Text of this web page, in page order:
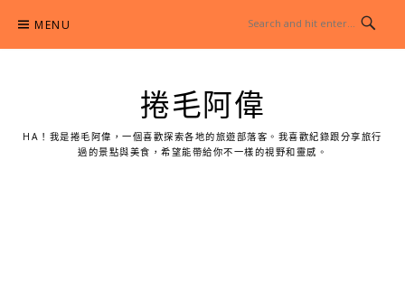
content
MENU
捲毛阿偉
HA！我是捲毛阿偉，一個喜歡探索各地的旅遊部落客。我喜歡紀錄跟分享旅行
過的景點與美食，希望能帶給你不一樣的視野和靈感。